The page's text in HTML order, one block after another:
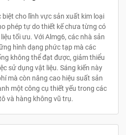
cho lĩnh vực sản xuất kim loại
phép tự do thiết kế chưa từng có
tối ưu. Với Almg6, các nhà sản
hình dạng phức tạp mà các
không thể đạt được, giảm thiểu
sử dụng vật liệu. Sáng kiến này
mà còn nâng cao hiệu suất sản
một công cụ thiết yếu trong các
và hàng không vũ trụ.